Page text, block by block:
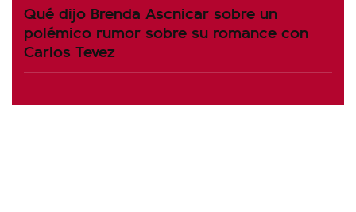
Qué dijo Brenda Ascnicar sobre un
polémico rumor sobre su romance con
Carlos Tevez